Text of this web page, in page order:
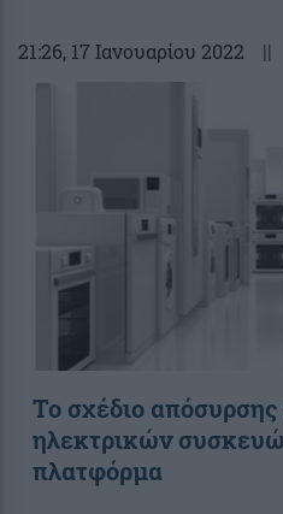
21:26, 17 Ιανουαρίου 2022 ||
Το σχέδιο
ηλεκτρικών
πλατφόρμα